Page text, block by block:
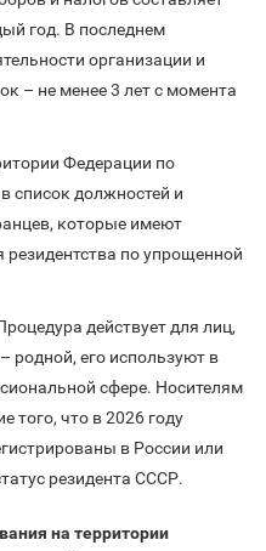
год. В последнем
организации и
– не менее 3 лет с момента
Федерации по
список должностей и
которые имеют
по упрощенной
действует для лиц,
родной, его используют в
сфере. Носителям
того, что в 2026 году
в России или
резидента СССР.
на территории